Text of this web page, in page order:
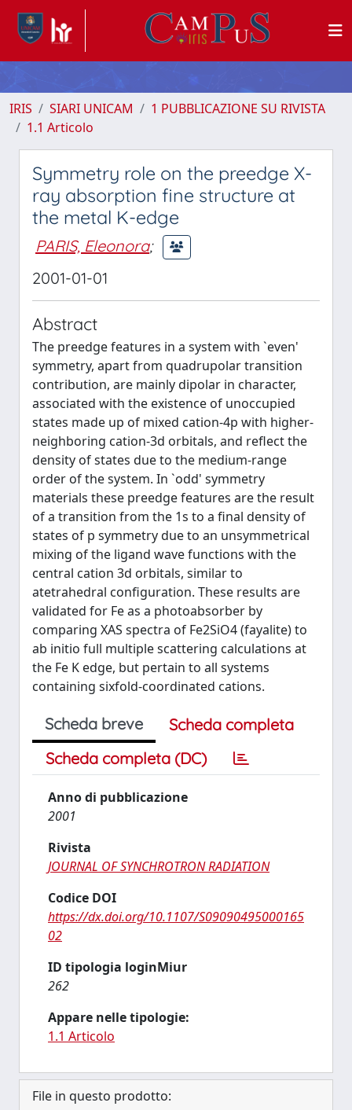
IRIS SIARI UNICAM
1 PUBBLICAZIONE SU RIVISTA
1.1 Articolo
Symmetry role on the preedge X-
ray absorption fine structure at
the metal K-edge
PARIS, Eleonora;
2001-01-01
Abstract
The preedge features in a system with `even'
symmetry, apart from quadrupolar transition
contribution, are mainly dipolar in character,
associated with the existence of unoccupied
states made up of mixed cation-4p with higher-
neighboring cation-3d orbitals, and reflect the
density of states due to the medium-range
order of the system. In `odd' symmetry
materials these preedge features are the result
of a transition from the 1s to a final density of
states of p symmetry due to an unsymmetrical
mixing of the ligand wave functions with the
central cation 3d orbitals, similar to
atetrahedral configuration. These results are
validated for Fe as a photoabsorber by
comparing XAS spectra of Fe2SiO4 (fayalite) to
ab initio full multiple scattering calculations at
the Fe K edge, but pertain to all systems
containing sixfold-coordinated cations.
Scheda breve
Scheda completa
Scheda completa (DC)
Anno di pubblicazione
2001
Rivista
JOURNAL OF SYNCHROTRON RADIATION
Codice DOI
https://dx.doi.org/10.1107/S09090495000165
02
ID tipologia loginMiur
262
Appare nelle tipologie:
1.1 Articolo
File in questo prodotto: